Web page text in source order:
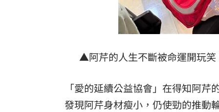
▲阿芹的人生不斷被命運開玩笑
「愛的延續公益協會」在得知阿
發現阿芹身材瘦小，仍使勁的推動